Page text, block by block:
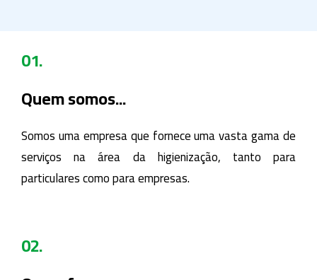
01.
Quem somos...
Somos uma empresa que fornece uma vasta gama de
serviços na área da higienização, tanto para
particulares como para empresas.
02.